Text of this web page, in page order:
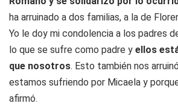
ha arruinado a dos familias, a la de
Yo le doy mi condolencia a los padres
lo que se sufre como padre y ellos
que nosotros. Esto también nos
estamos sufriendo por Micaela y
afirmó.